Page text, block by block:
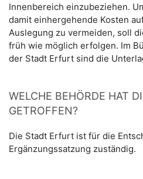
Innenbereich einzubeziehen.
damit einhergehende Kosten
Auslegung zu vermeiden, soll
früh wie möglich erfolgen. Im
der Stadt Erfurt sind die
WELCHE BEHÖRDE HAT
GETROFFEN?
Die Stadt Erfurt ist für die
Ergänzungssatzung zuständig.